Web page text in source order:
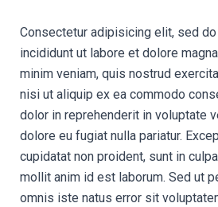
Consectetur adipisicing elit, sed
incididunt ut labore et dolore
minim veniam, quis nostrud
nisi ut aliquip ex ea commodo
dolor in reprehenderit in voluptate
dolore eu fugiat nulla pariatur.
cupidatat non proident, sunt in
mollit anim id est laborum. Sed ut
omnis iste natus error sit